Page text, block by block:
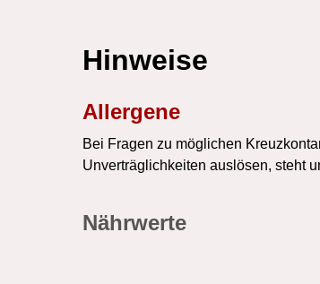
Hinweise
Allergene
Bei Fragen zu möglichen
Unverträglichkeiten auslösen, steht
Nährwerte